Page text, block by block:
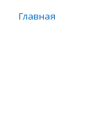
Главная